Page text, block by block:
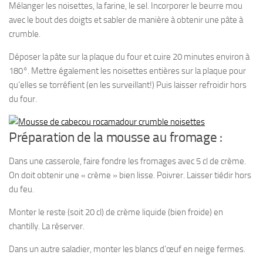
Mélanger les noisettes, la farine, le sel. Incorporer le beurre mou
avec le bout des doigts et sabler de manière à obtenir une pâte à
crumble.
Déposer la pâte sur la plaque du four et cuire 20 minutes environ à
180°. Mettre également les noisettes entières sur la plaque pour
qu’elles se torréfient (en les surveillant!) Puis laisser refroidir hors
du four.
Préparation de la mousse au fromage :
Dans une casserole, faire fondre les fromages avec 5 cl de crème.
On doit obtenir une « crème » bien lisse. Poivrer. Laisser tiédir hors
du feu.
Monter le reste (soit 20 cl) de crème liquide (bien froide) en
chantilly. La réserver.
Dans un autre saladier, monter les blancs d’œuf en neige fermes.